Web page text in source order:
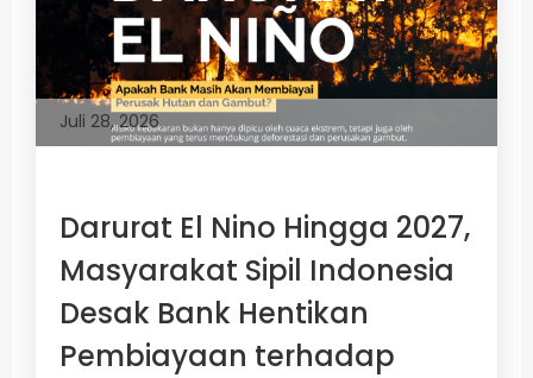
Juli 28, 2026
Darurat El Nino Hingga 2027,
Masyarakat Sipil Indonesia
Desak Bank Hentikan
Pembiayaan terhadap